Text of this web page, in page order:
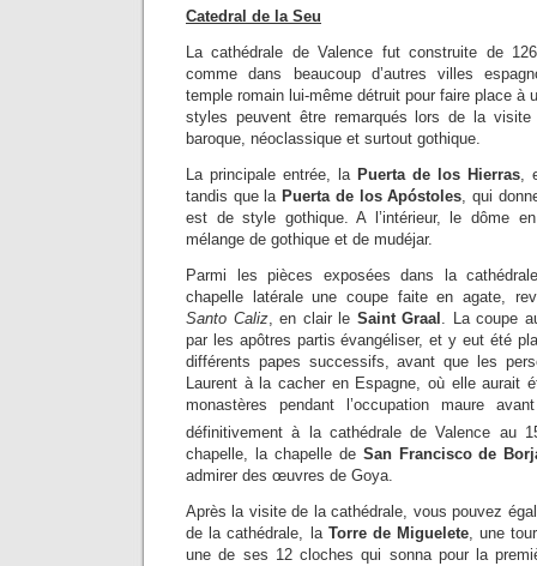
Catedral de la Seu
La cathédrale de Valence fut construite de
comme dans beaucoup d’autres villes
temple romain lui-même détruit pour faire place à
styles peuvent être remarqués lors de la
baroque, néoclassique et surtout gothique.
La principale entrée, la Puerta de los Hierras,
tandis que la Puerta de los Apóstoles, qui
est de style gothique. A l’intérieur, le dôme
mélange de gothique et de mudéjar.
Parmi les pièces exposées dans la
chapelle latérale une coupe faite en agate,
Santo Caliz, en clair le Saint Graal . La coupe
par les apôtres partis évangéliser, et y eut été
différents papes successifs, avant que les
Laurent à la cacher en Espagne, où elle aurait
monastères pendant l’occupation maure
définitivement à la cathédrale de Valence au
chapelle, la chapelle de San Francisco de
admirer des œuvres de Goya.
Après la visite de la cathédrale, vous pouvez
de la cathédrale, la Torre de Miguelete, une
une de ses 12 cloches qui sonna pour la